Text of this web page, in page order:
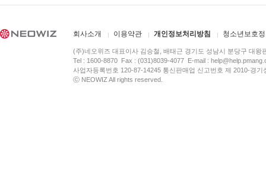
회사소개 이용약관 개인정보처리방침 청소년보호
(주)네오위즈 대표이사 김승철, 배태근 경기도 성남시 분당구 대왕
Tel : 1600-8870 Fax : (031)8039-4077 E-mail :
사업자등록번호 120-87-14245 통신판매업 신고번호 제 2010-경
ⓒ NEOWIZ All rights reserved.